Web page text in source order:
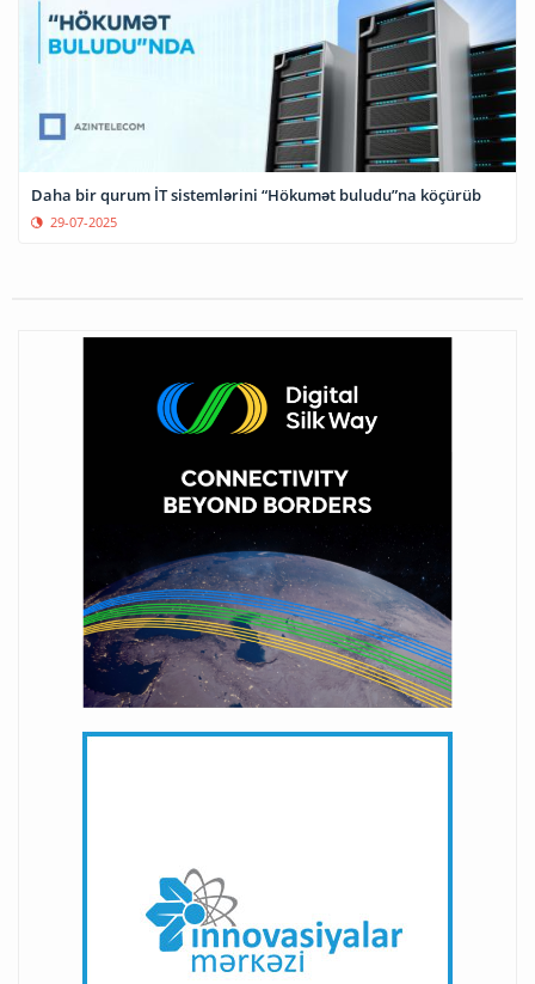
Daha bir qurum İT sistemlərini “Hökumət buludu”na köçürüb
29-07-2025